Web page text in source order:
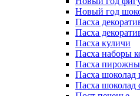
Новый год
Пасха
Пасха
Пасха куличи
Пасха наборы
Пасха
Пасха шоколад
Пасха шоколад